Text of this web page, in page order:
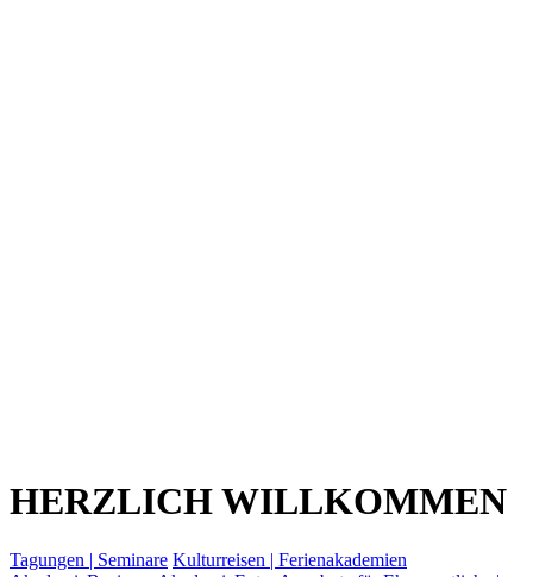
HERZLICH WILLKOMMEN
Tagungen | Seminare Kulturreisen | Ferienakademien